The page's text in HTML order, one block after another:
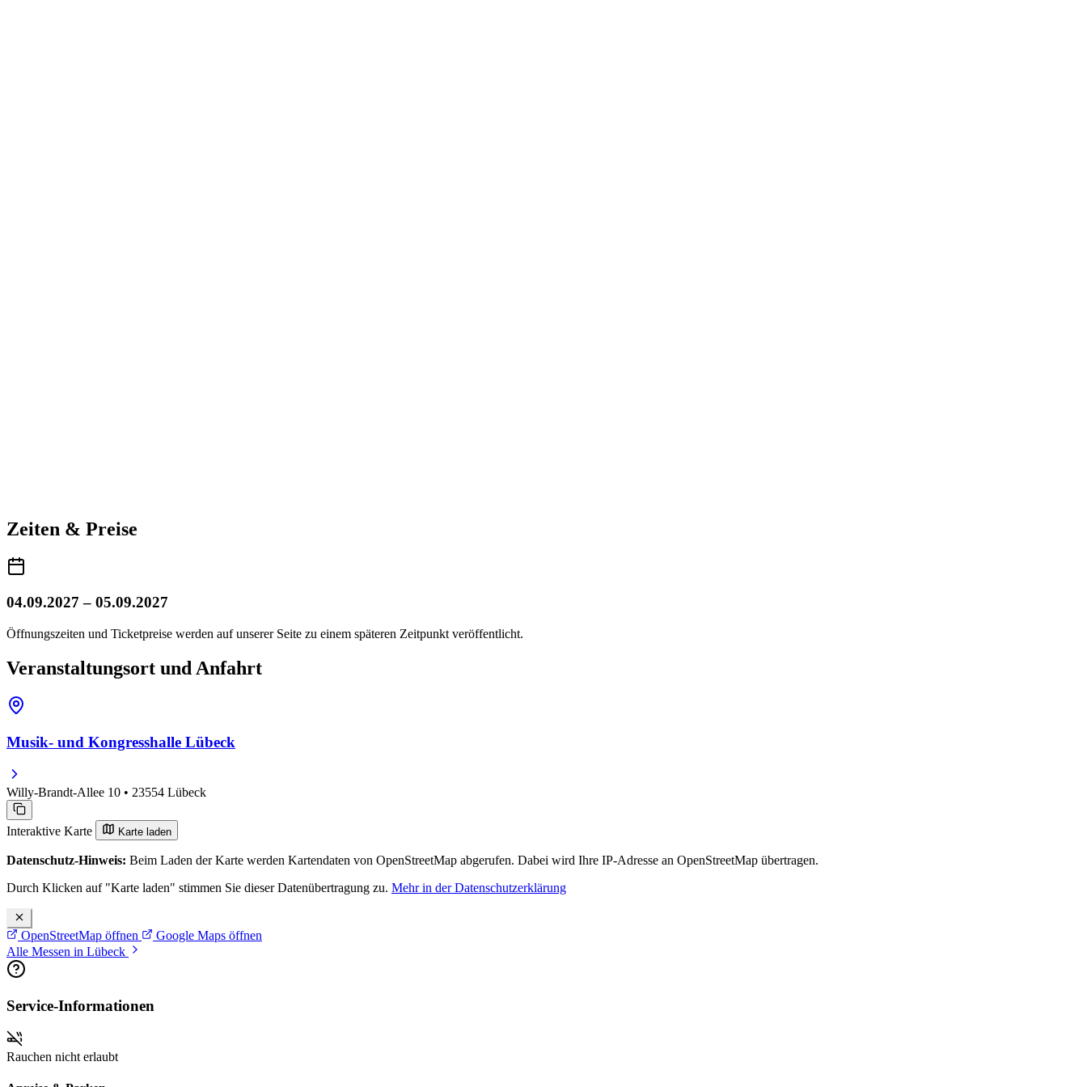
Zeiten & Preise
04.09.2027 – 05.09.2027
Öffnungszeiten und Ticketpreise werden auf unserer Seite zu einem späteren Zeitpunkt veröffentlicht.
Veranstaltungsort und Anfahrt
Musik- und Kongresshalle Lübeck
Willy-Brandt-Allee 10 • 23554 Lübeck
Interaktive Karte Karte laden
Datenschutz-Hinweis: Beim Laden der Karte werden Kartendaten von OpenStreetMap abgerufen. Dabei wird Ihre IP-Adresse an OpenStreetMap übertragen.
Durch Klicken auf "Karte laden" stimmen Sie dieser Datenübertragung zu. Mehr in der Datenschutzerklärung
OpenStreetMap öffnen
Google Maps öffnen
Alle Messen in Lübeck
Service-Informationen
Rauchen nicht erlaubt